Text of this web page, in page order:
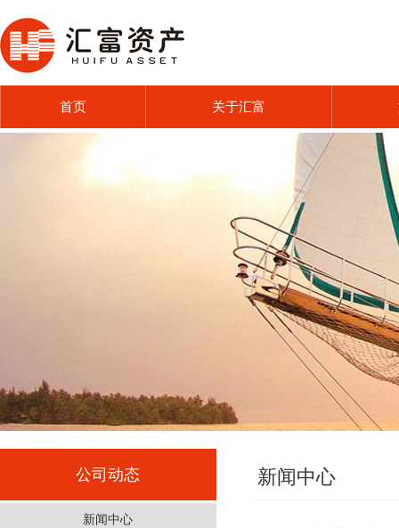
首页 关于汇富
公司动态
新闻中心
新闻中心